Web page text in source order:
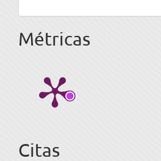
Métricas
Citas